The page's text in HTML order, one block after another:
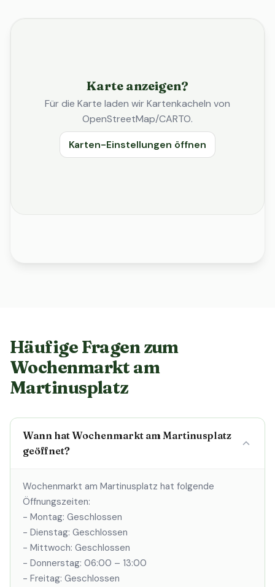
Karte anzeigen?
Für die Karte laden wir Kartenkacheln von
OpenStreetMap/CARTO.
Karten-Einstellungen öffnen
Häufige Fragen zum
Wochenmarkt am
Martinusplatz
Wann hat Wochenmarkt am Martinusplatz
geöffnet?
Wochenmarkt am Martinusplatz hat folgende
Öffnungszeiten:
- Montag: Geschlossen
- Dienstag: Geschlossen
- Mittwoch: Geschlossen
- Donnerstag: 06:00 – 13:00
- Freitag: Geschlossen